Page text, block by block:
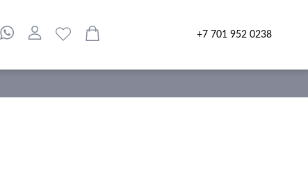
+7 701 952 0238